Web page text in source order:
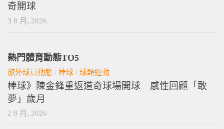
奇開球
3 8 月, 2026
熱門體育動態TO5
旅外球員動態 / 棒球 / 球類運動
棒球》陳金鋒重返道奇球場開球 感性回顧「敢
夢」歲月
2 8 月, 2026